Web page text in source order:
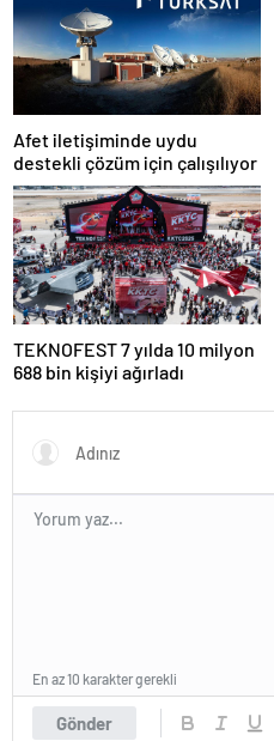
Afet iletişiminde uydu
destekli çözüm için çalışılıyor
TEKNOFEST 7 yılda 10 milyon
688 bin kişiyi ağırladı
Gönder
En az 10 karakter gerekli